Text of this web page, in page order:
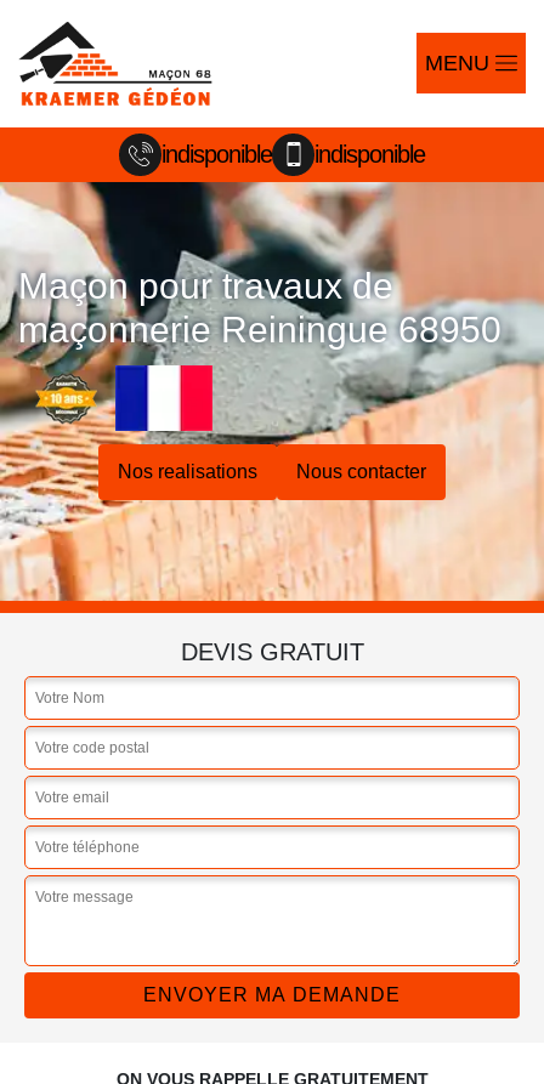
MENU
indisponible indisponible
Maçon pour travaux de
maçonnerie Reiningue 68950
Nos realisations Nous contacter
DEVIS GRATUIT
ON VOUS RAPPELLE GRATUITEMENT